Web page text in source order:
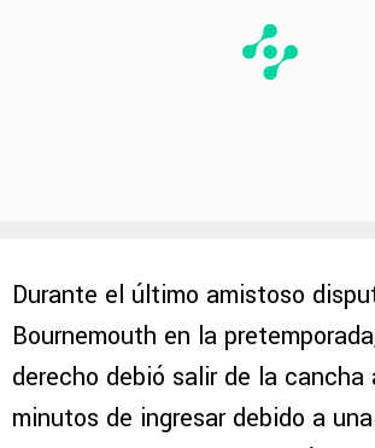
Durante el último amistoso
Bournemouth en la
derecho debió salir de la cancha
minutos de ingresar debido a